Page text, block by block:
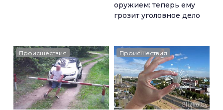
оружием: теперь ему
грозит уголовное дело
Происшествия Происшествия